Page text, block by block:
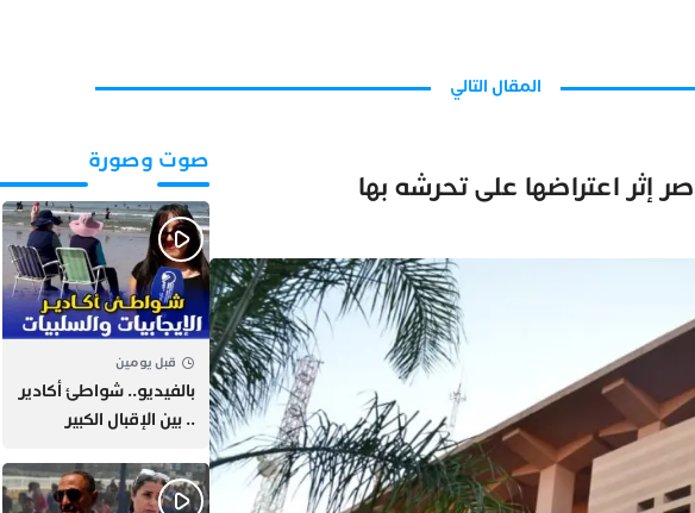
المقال التالي
اعتراضها على تحرشه بها
صوت وصورة
قبل يومين
بالفيديو.. شواطئ أكادير
.. بين الإقبال الكبير
الازدحام وغلاء الكراء